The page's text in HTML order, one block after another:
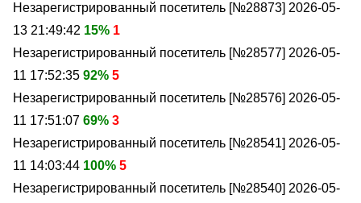
Незарегистрированный посетитель [№28873] 2026-05-
13 21:49:42 15% 1
Незарегистрированный посетитель [№28577] 2026-05-
11 17:52:35 92% 5
Незарегистрированный посетитель [№28576] 2026-05-
11 17:51:07 69% 3
Незарегистрированный посетитель [№28541] 2026-05-
11 14:03:44 100% 5
Незарегистрированный посетитель [№28540] 2026-05-